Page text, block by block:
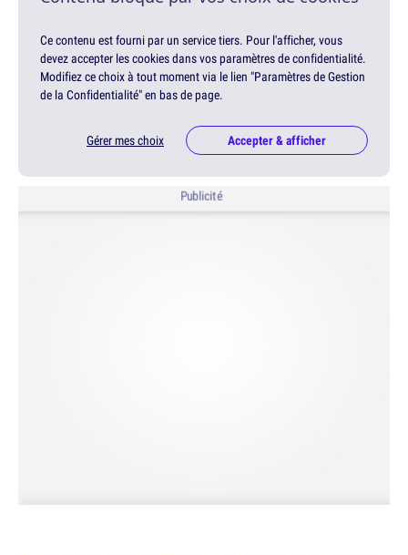
Ce contenu est fourni par un service tiers. Pour l'afficher, vous
devez accepter les cookies dans vos paramètres de confidentialité.
Modifiez ce choix à tout moment via le lien "Paramètres de Gestion
de la Confidentialité" en bas de page.
Gérer mes choix Accepter & afficher
Publicité